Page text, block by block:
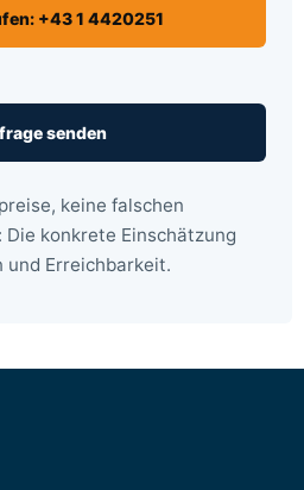
+43 1 4420251
senden
keine falschen
konkrete Einschätzung
Erreichbarkeit.